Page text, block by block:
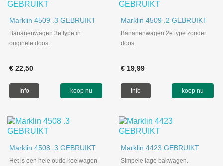
Marklin 4509 .3 GEBRUIKT
Bananenwagen 3e type in
originele doos.
€ 22,50
Info koop nu
Marklin 4509 .2 GEBRUIKT
Bananenwagen 2e type zonder
doos.
€ 19,99
Info koop nu
Marklin 4508 .3 GEBRUIKT
Het is een hele oude koelwagen
Marklin 4423 GEBRUIKT
Simpele lage bakwagen.